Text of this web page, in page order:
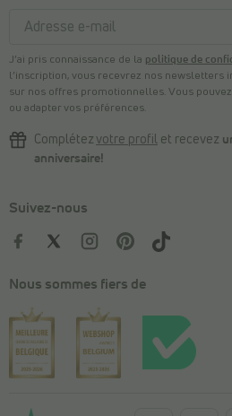
J’ai pris connaissance de la politique de
l’inscription, vous recevrez nos newsletters
sur nos offres promotionnelles. Vous
ou adapter vos préférences.
Complétez votre profil et recevez
anniversaire!
Suivez-nous
Nous sommes fiers de